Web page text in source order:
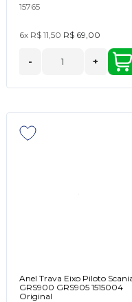
15765
6x R$ 11,50 R$ 69,00
- +
Anel Trava Eixo Piloto
GRS900 GRS905 1515004
Original